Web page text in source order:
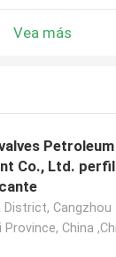
Vea más
Petroleum
Co., Ltd. perfil
District, Cangzhou
Province, China